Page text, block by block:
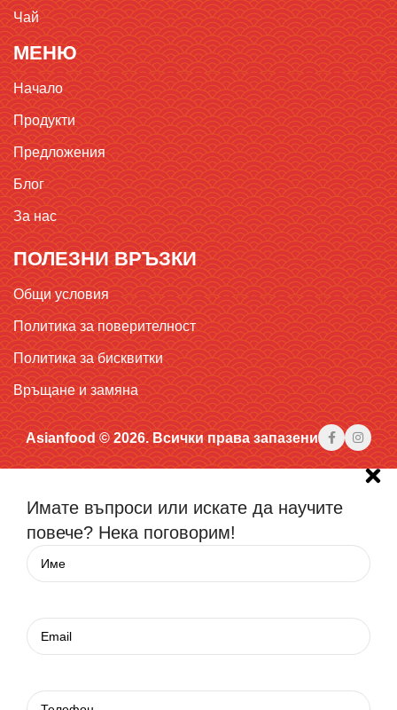
Чай
МЕНЮ
Начало
Продукти
Предложения
Блог
За нас
ПОЛЕЗНИ ВРЪЗКИ
Общи условия
Политика за поверителност
Политика за бисквитки
Връщане и замяна
Asianfood © 2026. Всички права запазени
Имате въпроси или искате да научите
повече? Нека поговорим!